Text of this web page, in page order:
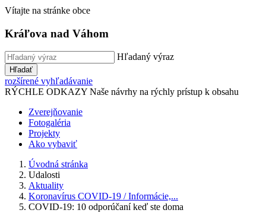
Vítajte na stránke obce
Kráľova nad Váhom
Hľadaný výraz
Hľadať
rozšírené vyhľadávanie
RÝCHLE ODKAZY Naše návrhy na rýchly prístup k obsahu
Zverejňovanie
Fotogaléria
Projekty
Ako vybaviť
Úvodná stránka
Udalosti
Aktuality
Koronavírus COVID-19 / Informácie,...
COVID-19: 10 odporúčaní keď ste doma